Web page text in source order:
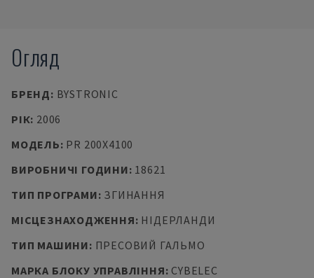
Огляд
БРЕНД: BYSTRONIC
РІК: 2006
МОДЕЛЬ: PR 200X4100
ВИРОБНИЧІ ГОДИНИ: 18621
ТИП ПРОГРАМИ: ЗГИНАННЯ
МІСЦЕЗНАХОДЖЕННЯ: НІДЕРЛАНДИ
ТИП МАШИНИ: ПРЕСОВИЙ ГАЛЬМО
МАРКА БЛОКУ УПРАВЛІННЯ: CYBELEC